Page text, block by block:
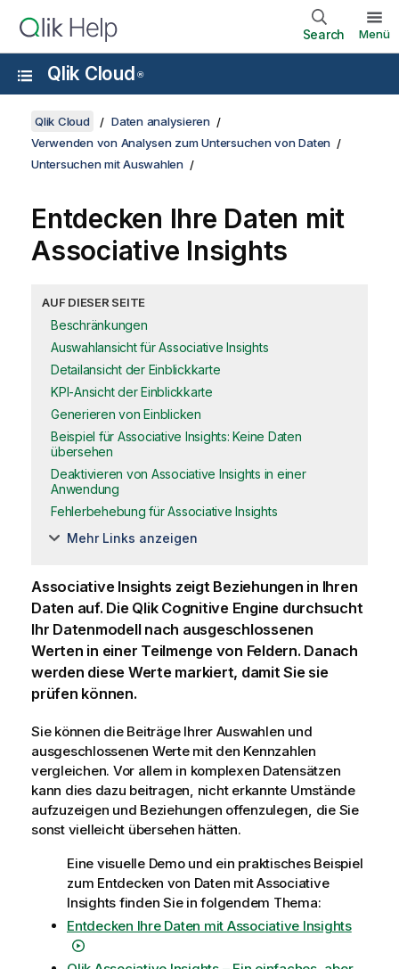
Search Menü
Qlik Cloud ®
Qlik Cloud
Daten analysieren
Verwenden von Analysen zum Untersuchen von Daten
Untersuchen mit Auswahlen
Entdecken Ihre Daten mit
Associative Insights
AUF DIESER SEITE
Beschränkungen
Auswahlansicht für Associative Insights
Detailansicht der Einblickkarte
KPI-Ansicht der Einblickkarte
Generieren von Einblicken
Beispiel für Associative Insights: Keine Daten
übersehen
Deaktivieren von Associative Insights in einer
Anwendung
Fehlerbehebung für Associative Insights
Mehr Links anzeigen
Associative Insights zeigt Beziehungen in Ihren
Daten auf. Die Qlik Cognitive Engine durchsucht
Ihr Datenmodell nach ausgeschlossenen
Werten in einer Teilmenge von Feldern. Danach
werden diese Werte markiert, damit Sie sie
prüfen können.
Sie können die Beiträge Ihrer Auswahlen und
ausgeschlossenen Werte mit den Kennzahlen
vergleichen. Vor allem in komplexen Datensätzen
kann dies dazu beitragen, nicht erkannte Umstände
aufzuzeigen und Beziehungen offenzulegen, die Sie
sonst vielleicht übersehen hätten.
Eine visuelle Demo und ein praktisches Beispiel
zum Entdecken von Daten mit Associative
Insights finden Sie in folgendem Thema:
Entdecken Ihre Daten mit Associative Insights